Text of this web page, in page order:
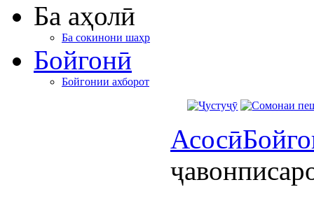
Ба аҳолӣ
Ба сокинони шаҳр
Бойгонӣ
Бойгонии ахборот
Асосӣ